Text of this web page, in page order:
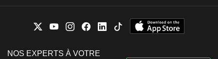
NOS EXPERTS À VOTRE